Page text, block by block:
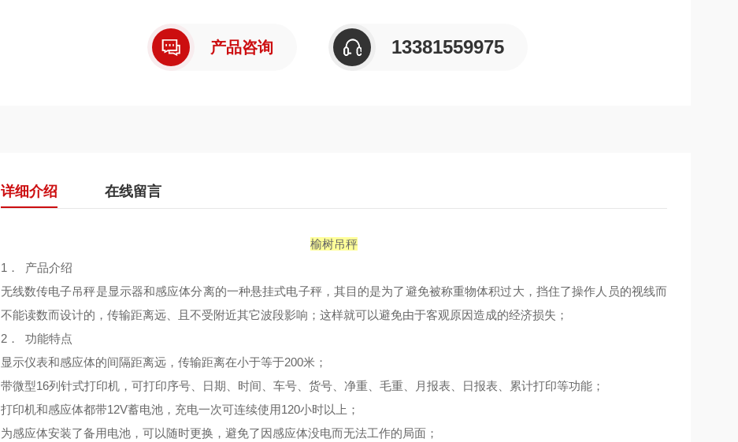
产品咨询 13381559975
详细介绍 在线留言
榆树吊秤
1． 产品介绍
无线数传电子吊秤是显示器和感应体分离的一种悬挂式电子秤，其目的是为了避免被称重物体积过大，挡住了操作人员的视线而
不能读数而设计的，传输距离远、且不受附近其它波段影响；这样就可以避免由于客观原因造成的经济损失；
2． 功能特点
显示仪表和感应体的间隔距离远，传输距离在小于等于200米；
带微型16列针式打印机，可打印序号、日期、时间、车号、货号、净重、毛重、月报表、日报表、累计打印等功能；
打印机和感应体都带12V蓄电池，充电一次可连续使用120小时以上；
为感应体安装了备用电池，可以随时更换，避免了因感应体没电而无法工作的局面；